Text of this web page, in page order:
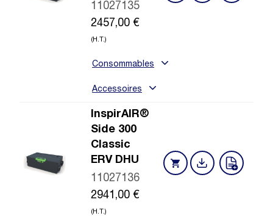
11027135
2457,00 €
(H.T.)
Consommables
Accessoires
InspirAIR®
Side 300
Classic
ERV DHU
11027136
2941,00 €
(H.T.)